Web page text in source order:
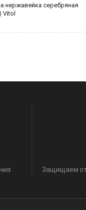
нержавейка серебряная
Vitol
Защищаем от